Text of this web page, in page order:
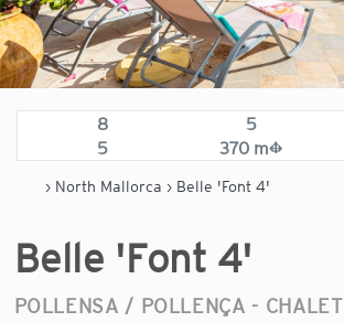
8 5
5
370 m²
› North Mallorca › Belle 'Font 4'
Belle 'Font 4'
POLLENSA / POLLENÇA - CHALET